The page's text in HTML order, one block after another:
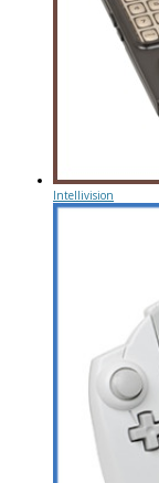
Intellivision